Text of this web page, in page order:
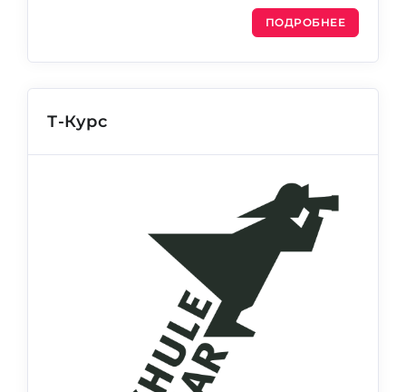
ПОДРОБНЕЕ
Т-Курс